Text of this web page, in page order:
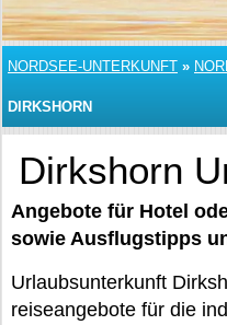
NORDSEE-UNTERKUNFT »
DIRKSHORN
Dirkshorn
Angebote für Hotel
sowie Ausflugstipps
Urlaubsunterkunft
reiseangebote für die